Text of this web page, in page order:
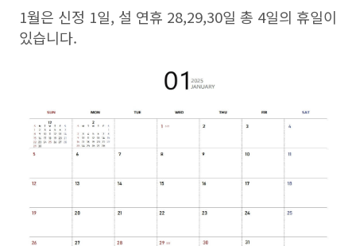
1월은 신정 1일, 설 연휴 28,29,30일 총 4일의 휴일이
있습니다.